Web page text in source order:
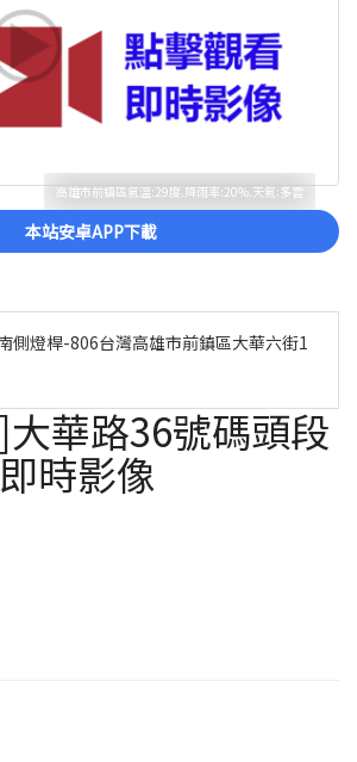
高雄市前鎮區氣溫:29度.降雨率:20%.天氣:多雲
本站安卓APP下載
側燈桿-806台灣高雄市前鎮區大華六街1
華路36號碼頭段
時影像